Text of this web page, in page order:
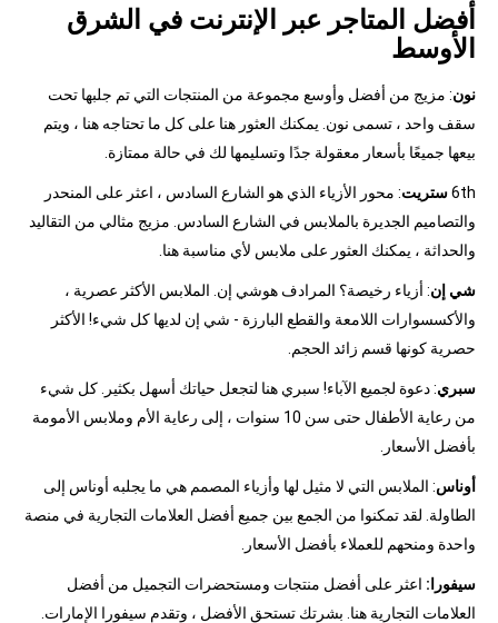
أفضل المتاجر عبر الإنترنت في الشرق
الأوسط
نون: مزيج من أفضل وأوسع مجموعة من المنتجات التي تم جلبها تحت
سقف واحد ، تسمى نون. يمكنك العثور هنا على كل ما تحتاجه هنا ، ويتم
بيعها جميعًا بأسعار معقولة جدًا وتسليمها لك في حالة ممتازة.
6thستريت: محور الأزياء الذي هو الشارع السادس ، اعثر على المنحدر
والتصاميم الجديرة بالملابس في الشارع السادس. مزيج مثالي من التقاليد
والحداثة ، يمكنك العثور على ملابس لأي مناسبة هنا.
شي إن: أزياء رخيصة؟ المرادف هوشي إن. الملابس الأكثر عصرية ،
والأكسسوارات اللامعة والقطع البارزة - شي إن لديها كل شيء! الأكثر
حصرية كونها قسم زائد الحجم.
سبري: دعوة لجميع الآباء! سبري هنا لتجعل حياتك أسهل بكثير. كل شيء
من رعاية الأطفال حتى سن 10 سنوات ، إلى رعاية الأم وملابس الأمومة
بأفضل الأسعار.
أوناس: الملابس التي لا مثيل لها وأزياء المصمم هي ما يجلبه أوناس إلى
الطاولة. لقد تمكنوا من الجمع بين جميع أفضل العلامات التجارية في منصة
واحدة ومنحهم للعملاء بأفضل الأسعار.
سيفورا: اعثر على أفضل منتجات ومستحضرات التجميل من أفضل
العلامات التجارية هنا. بشرتك تستحق الأفضل ، وتقدم سيفورا الإمارات.